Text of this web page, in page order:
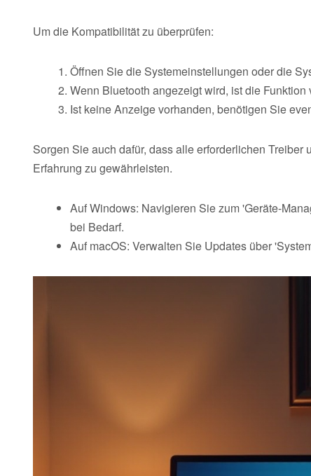
Um die Kompatibilität zu überprüfen:
Öffnen Sie die Systemeinstellungen oder die
Wenn Bluetooth angezeigt wird, ist die Funktion
Ist keine Anzeige vorhanden, benötigen Sie
Sorgen Sie auch dafür, dass alle erforderlichen
Erfahrung zu gewährleisten.
Auf Windows: Navigieren Sie zum 'Geräte-
bei Bedarf.
Auf macOS: Verwalten Sie Updates über